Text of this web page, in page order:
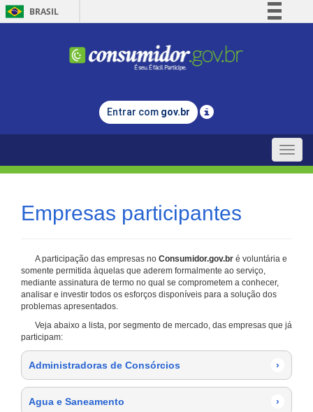
BRASIL
Comunica BR
Legislação
Entrar com gov.br
Toggle
Empresas participantes
A participação das empresas no Consumidor.gov.br é voluntária e
somente permitida àquelas que aderem formalmente ao serviço,
mediante assinatura de termo no qual se comprometem a conhecer,
analisar e investir todos os esforços disponíveis para a solução dos
problemas apresentados.
Veja abaixo a lista, por segmento de mercado, das empresas que já
participam:
Administradoras de Consórcios ›
Agua e Saneamento ›